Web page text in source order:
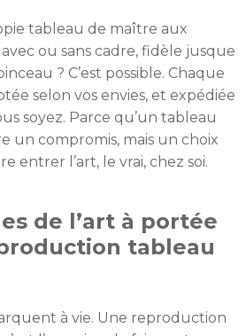
tableau de maître aux
ou sans cadre, fidèle jusque
? C’est possible. Chaque
selon vos envies, et expédiée
soyez. Parce qu’un tableau
un compromis, mais un choix
entrer l’art, le vrai, chez soi.
de l’art à portée
tableau
à vie. Une reproduction